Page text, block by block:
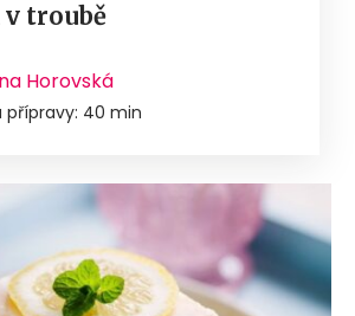
v troubě
Horovská
přípravy: 40 min